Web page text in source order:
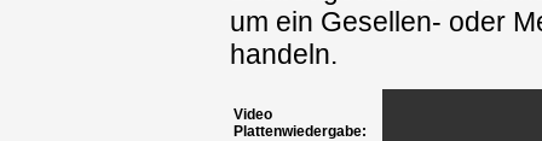
um ein Gesellen- oder
handeln.
Video
Plattenwiedergabe: